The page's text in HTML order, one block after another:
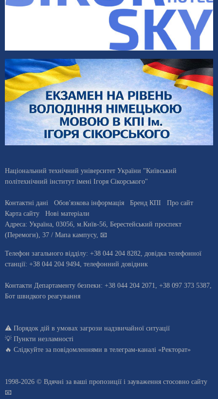
Національний технічний університет України "Київський
політехнічний інститут імені Ігоря Сікорського"
Контактні дані Обов'язкова інформація Бренд КПІ
Про сайт
Карта сайту
Нові матеріали
Адреса: Україна 03056 , м. Київ-56, Берестейський проспект
(Перемоги), 37 / Мапа кампусу, 📧
Телефон загального відділу: +38 044 204 8282, довiдка телефонної
станцiї: +38 044 204 9494, телефонний довідник
Контакти Департаменту безпеки: +38 044 204 2071, +38 097 373 5387,
Бот швидкого реагування
⚠️ Порядок дій в умовах загрози надзвичайної ситуації
💡 Пункти незламності
🔥 Слідкуйте за повідомленнями в телеграм-каналі «Ректорат»
1998-2026 © Вдячні за ваші пропозиції і зауваження стосовно сайту
📧